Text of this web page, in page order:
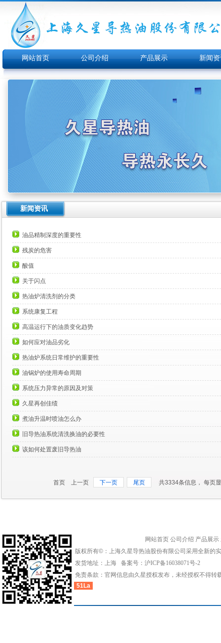
网站首页 公司介绍 产品展示 新闻
新闻资讯
油品精制深度的重要性
残炭的危害
酸值
关于闪点
热油炉清洗剂的分类
系统康复工程
高温运行下的油质变化趋势
如何应对油品劣化
热油炉系统日常维护的重要性
油锅炉的使用寿命周期
系统压力异常的原因及对策
久星再创佳绩
煮油升温时喷油怎么办
旧导热油系统清洗换油的必要性
该如何处置废旧导热油
首页 上一页 下一页 尾页 共3334条信息， 每页
网站首页 公司介绍 产品展示
版权所有©：上海久星导热油股份有限公司采用全新的
发货地址：上海 备案号： 沪ICP备16038071号-2
免责条款：官网信息由久星授权发布，未经授权不得
51La